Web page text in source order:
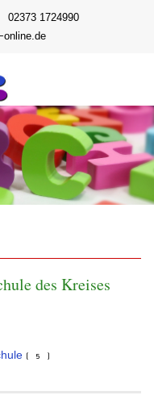
02373 1724990
des Kreises
(5)